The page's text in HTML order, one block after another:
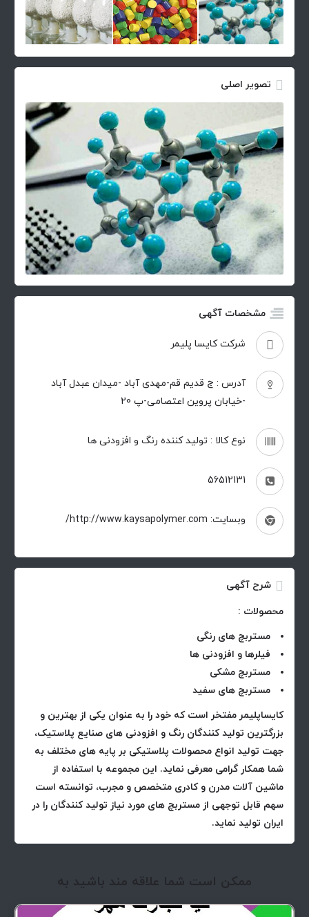
تصویر اصلی
مشخصات آگهی
شرکت کایسا پلیمر
آدرس : ج قدیم قم-مهدی آباد -میدان عبدل آباد
-خیابان پروین اعتصامی-پ 20
نوع کالا : تولید کننده رنگ و افزودنی ها
56512131
وبسایت: http://www.kaysapolymer.com/
شرح آگهی
محصولات :
مستربچ های رنگی
فیلرها و افزودنی ها
مستربچ مشکی
مستربچ های سفید
کایساپلیمر مفتخر است که خود را به عنوان یکی از بهترین و
بزرگترین تولید کنندگان رنگ و افزودنی های صنایع پلاستیک،
جهت تولید انواع محصولات پلاستیکی بر پایه های مختلف به
شما همکار گرامی معرفی نماید. این مجموعه با استفاده از
ماشین آلات مدرن و کادری متخصص و مجرب، توانسته است
سهم قابل توجهی از مستربچ های مورد نیاز تولید کنندگان را در
ایران تولید نماید.
ممکن است شما علاقه مند باشید به